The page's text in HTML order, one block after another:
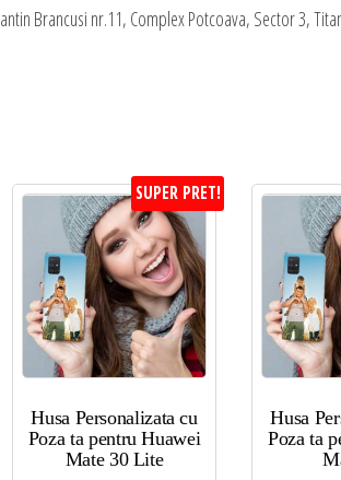
Brancusi nr.11, Complex Potcoava, Sector 3,
SUPER PRET!
Husa Personalizata cu
Poza ta pentru Huawei
Mate 30 Lite
Husa
Poza ta